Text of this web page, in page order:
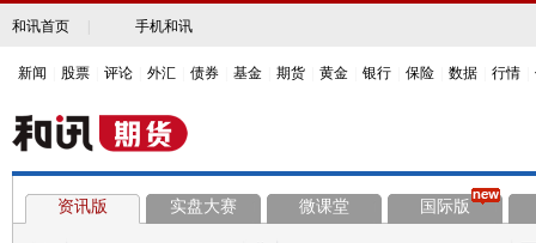
和讯首页 手机和讯
新闻 股票 评论 外汇 债券 基金 期货 黄金 银行 保险 数据 行情
资讯版 实盘大赛 微课堂 国际版